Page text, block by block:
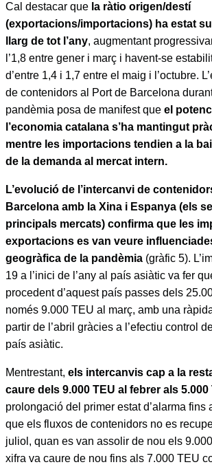
Cal destacar que la ràtio origen/destí
(exportacions/importacions) ha estat
llarg de tot l’any, augmentant
l’1,8 entre gener i març i havent-se
d’entre 1,4 i 1,7 entre el maig i l’octubre.
de contenidors al Port de Barcelona
pandèmia posa de manifest que el
l’economia catalana s’ha mantingut
mentre les importacions tendien a la
de la demanda al mercat intern.
L’evolució de l’intercanvi de
Barcelona amb la Xina i Espanya (els
principals mercats) confirma que les
exportacions es van veure
geogràfica de la pandèmia (gràfic 5).
19 a l’inici de l’any al país asiàtic va fer
procedent d’aquest país passes dels
només 9.000 TEU al març, amb una
partir de l’abril gràcies a l’efectiu control
país asiàtic.
Mentrestant, els intercanvis cap a la
caure dels 9.000 TEU al febrer als 5.000
prolongació del primer estat d’alarma fins
que els fluxos de contenidors no es
juliol, quan es van assolir de nou els
xifra va caure de nou fins als 7.000 TEU